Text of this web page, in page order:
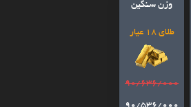
وزن سنگین
طلای 18 عیار
90/636/000